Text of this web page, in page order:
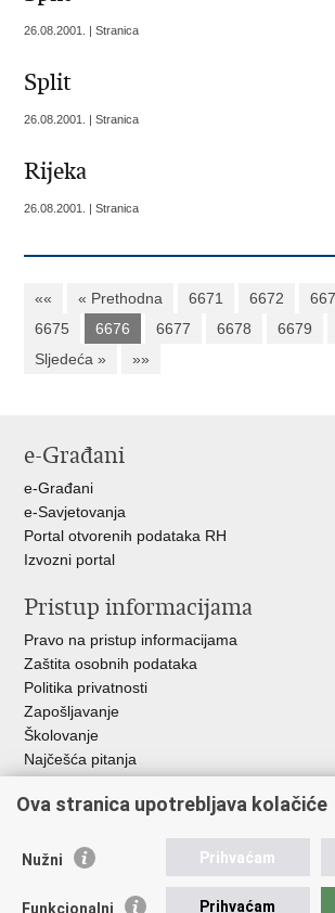
26.08.2001. | Stranica
Split
26.08.2001. | Stranica
Rijeka
26.08.2001. | Stranica
«« « Prethodna 6671 6672
6675
6676 6677 6678 6679
Sljedeća »
»»
e-Građani
e-Građani
e-Savjetovanja
Portal otvorenih podataka RH
Izvozni portal
Pristup informacijama
Pravo na pristup informacijama
Zaštita osobnih podataka
Politika privatnosti
Zapošljavanje
Školovanje
Najčešća pitanja
Važne poveznice
EMN Nacionalna kontaktna točka za
Ova stranica upotrebljava kolačiće
Nužni Prihvaćam
Funkcionalni Prihvaćam